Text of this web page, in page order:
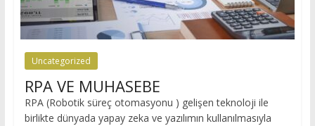
Uncategorized
RPA VE MUHASEBE
RPA (Robotik süreç otomasyonu ) gelişen teknoloji ile
birlikte dünyada yapay zeka ve yazılımın kullanılmasıyla